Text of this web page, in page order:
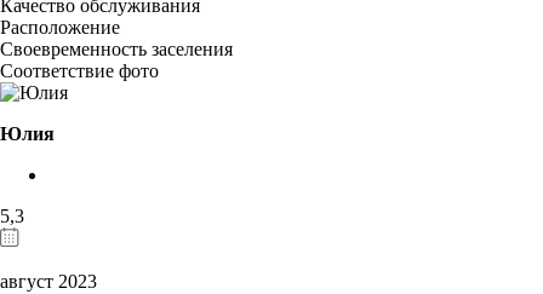
Качество обслуживания
Расположение
Своевременность заселения
Соответствие фото
Юлия
5,3
август 2023